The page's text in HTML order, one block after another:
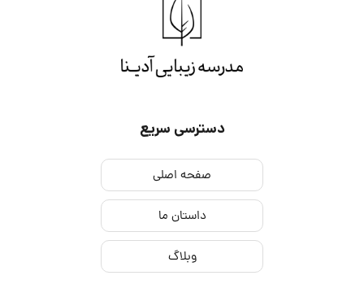
دسترسی سریع
صفحه اصلی
داستان ما
وبلاگ